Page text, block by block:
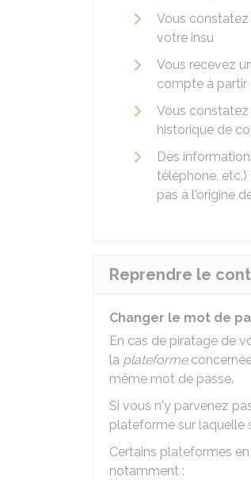
Vous
votre insu
Vous recevez
compte à partir
Vous constatez
historique de
Des
téléphone,
pas à l'origine
Reprendre le
Changer le mot de
En cas de piratage de
la plateforme
même mot de passe.
Si vous n'y parvenez
plateforme sur laquelle
Certains plateformes
notamment :